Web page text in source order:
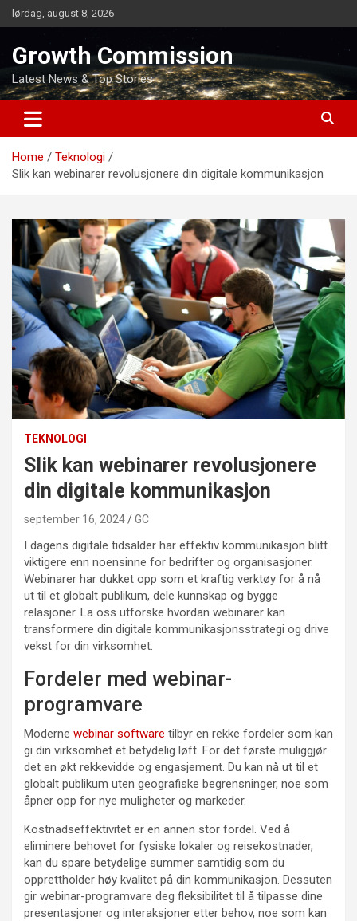
Skip
to
lørdag, august 8, 2026
Growth Commission
Latest News & Top Stories
Home
Teknologi
Slik kan webinarer revolusjonere din digitale kommunikasjon
TEKNOLOGI
Slik kan webinarer revolusjonere
din digitale kommunikasjon
september 16, 2024 GC
I dagens digitale tidsalder har effektiv kommunikasjon blitt
viktigere enn noensinne for bedrifter og organisasjoner.
Webinarer har dukket opp som et kraftig verktøy for å nå
ut til et globalt publikum, dele kunnskap og bygge
relasjoner. La oss utforske hvordan webinarer kan
transformere din digitale kommunikasjonsstrategi og drive
vekst for din virksomhet.
Fordeler med webinar-
programvare
Moderne webinar software tilbyr en rekke fordeler som kan
gi din virksomhet et betydelig løft. For det første muliggjør
det en økt rekkevidde og engasjement. Du kan nå ut til et
globalt publikum uten geografiske begrensninger, noe som
åpner opp for nye muligheter og markeder.
Kostnadseffektivitet er en annen stor fordel. Ved å
eliminere behovet for fysiske lokaler og reisekostnader,
kan du spare betydelige summer samtidig som du
opprettholder høy kvalitet på din kommunikasjon. Dessuten
gir webinar-programvare deg fleksibilitet til å tilpasse dine
presentasjoner og interaksjoner etter behov, noe som kan